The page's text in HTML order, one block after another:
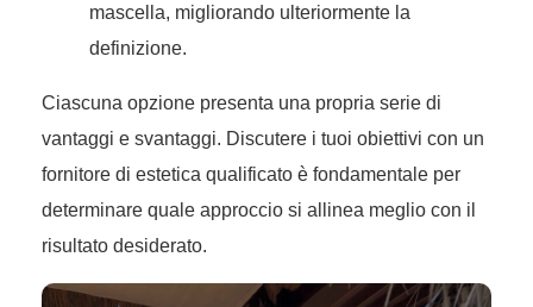
mascella, migliorando ulteriormente la
definizione.
Ciascuna opzione presenta una propria serie di
vantaggi e svantaggi. Discutere i tuoi obiettivi con un
fornitore di estetica qualificato è fondamentale per
determinare quale approccio si allinea meglio con il
risultato desiderato.